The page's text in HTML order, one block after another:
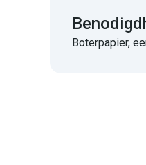
Boterpapier,